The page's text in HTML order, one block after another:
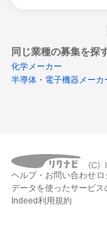
同じ業種の募集を探
化学メーカー
半導体・電子機器メーカ
外部
ヘルプ・お問い合わせ
データを使ったサービス
Indeed利用規約